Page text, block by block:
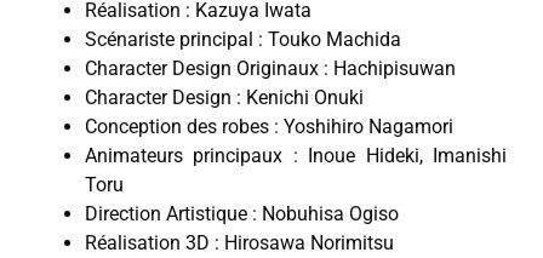
Réalisation : Kazuya Iwata
Scénariste principal : Touko Machida
Character Design Originaux : Hachipisuwan
Character Design : Kenichi Onuki
Conception des robes : Yoshihiro Nagamori
Animateurs principaux : Inoue Hideki, Imanishi
Toru
Direction Artistique : Nobuhisa Ogiso
Réalisation 3D : Hirosawa Norimitsu